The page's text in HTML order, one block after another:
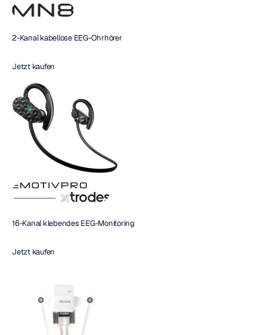
2-Kanal kabellose EEG-Ohrhörer
Jetzt kaufen
16-Kanal klebendes EEG-Monitoring
Jetzt kaufen